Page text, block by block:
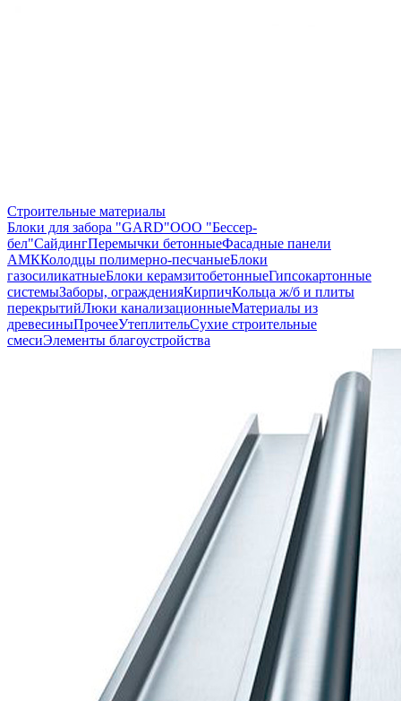
Строительные материалы
Блоки для забора "GARD"ООО "Бессер-
бел"СайдингПеремычки бетонныеФасадные панели
АМККолодцы полимерно-песчаныеБлоки
газосиликатныеБлоки керамзитобетонныеГипсокартонные
системыЗаборы, огражденияКирпичКольца ж/б и плиты
перекрытийЛюки канализационныеМатериалы из
древесиныПрочееУтеплительСухие строительные
смесиЭлементы благоустройства